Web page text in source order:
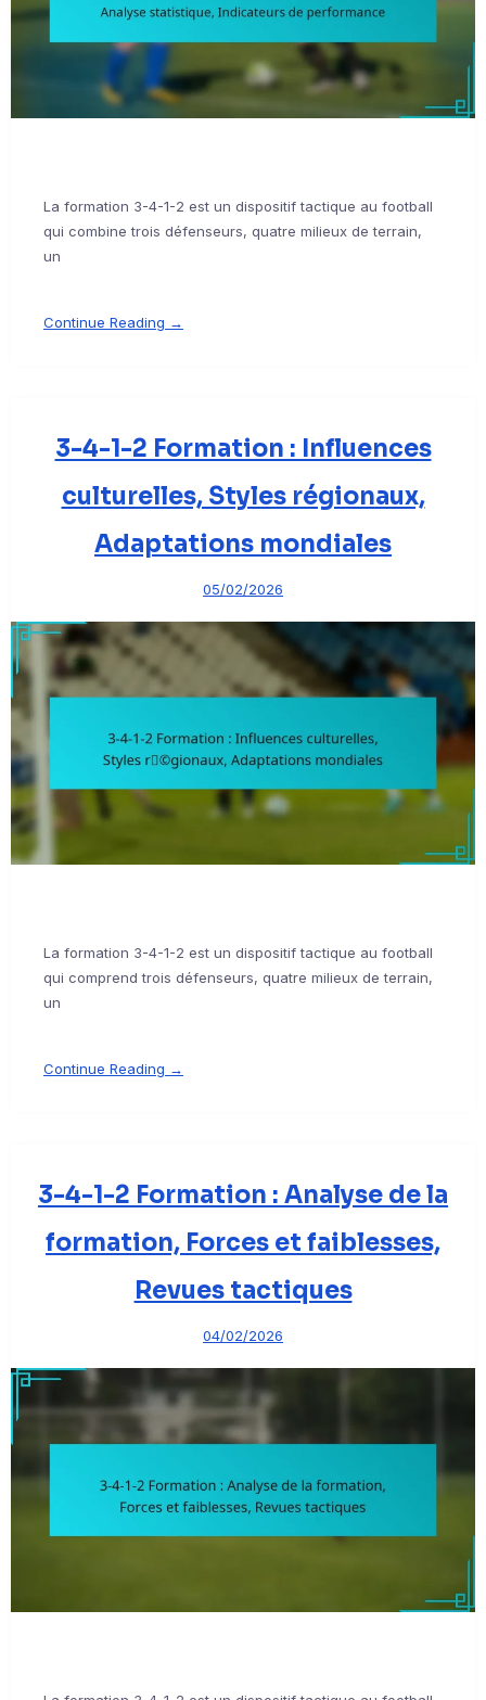
La formation 3-4-1-2 est un dispositif tactique au football
qui combine trois défenseurs, quatre milieux de terrain,
un
Continue Reading →
3-4-1-2 Formation : Influences
culturelles, Styles régionaux,
Adaptations mondiales
05/02/2026
La formation 3-4-1-2 est un dispositif tactique au football
qui comprend trois défenseurs, quatre milieux de terrain,
un
Continue Reading →
3-4-1-2 Formation : Analyse de la
formation, Forces et faiblesses,
Revues tactiques
04/02/2026